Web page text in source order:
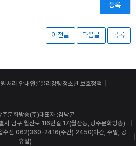
등록
이전글 다음글 목록
처리 안내언론윤리강령 청소년 보호정책
주문화방송(주)대표자 :김낙곤
남구 월산로 116번길 17(월산동, 광주문화방송)
수신 062)360-2416(주간) 2450(야간, 주말, 공
휴일)